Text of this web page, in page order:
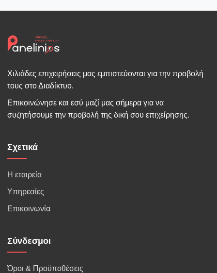
Χιλιάδες επιχειρήσεις μας εμπιστεύονται για την προβολή
τους στο Διαδίκτυο.
Επικοινώνησε και εσύ μαζί μας σήμερα για να
συζητήσουμε την προβολή της δική σου επιχείρησης.
Σχετικά
Η εταιρεία
Υπηρεσίες
Επικοινωνία
Σύνδεσμοι
Όροι & Προϋποθέσεις